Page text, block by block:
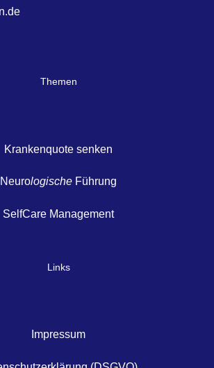
Themen
Krankenquote senken
Neurologische Führung
SelfCare Management
Links
Impressum